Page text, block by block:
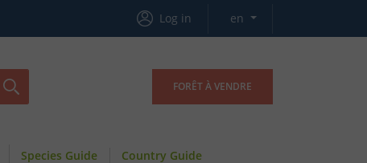
Log in en
FORÊT À VENDRE
Species Guide Country Guide